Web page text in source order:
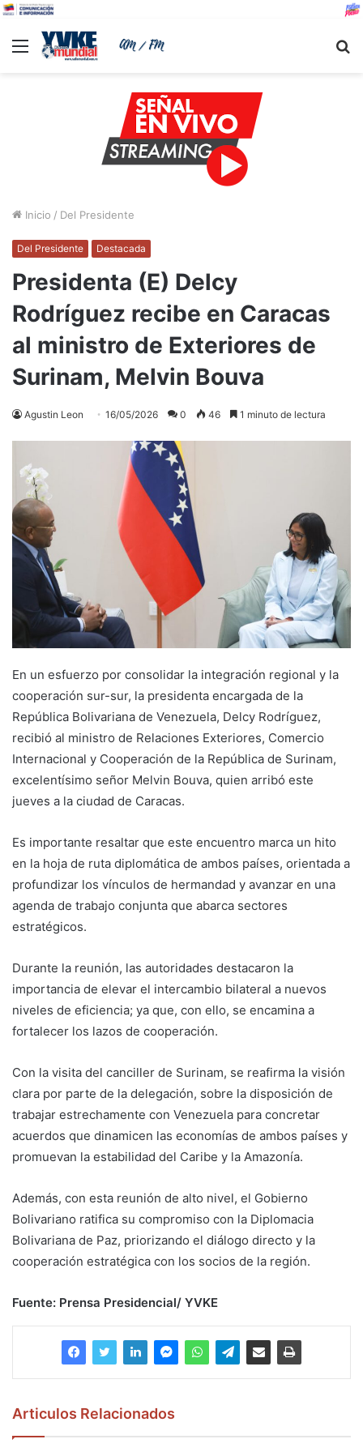
Menu
Inicio / Del Presidente
Del Presidente Destacada
Presidenta (E) Delcy
Rodríguez recibe en Caracas
al ministro de Exteriores de
Surinam, Melvin Bouva
Agustin Leon 16/05/2026 0 46 1 minuto de lectura
En un esfuerzo por consolidar la integración regional y la
cooperación sur-sur, la presidenta encargada de la
República Bolivariana de Venezuela, Delcy Rodríguez,
recibió al ministro de Relaciones Exteriores, Comercio
Internacional y Cooperación de la República de Surinam,
excelentísimo señor Melvin Bouva, quien arribó este
jueves a la ciudad de Caracas.
Es importante resaltar que este encuentro marca un hito
en la hoja de ruta diplomática de ambos países, orientada a
profundizar los vínculos de hermandad y avanzar en una
agenda de trabajo conjunta que abarca sectores
estratégicos.
Durante la reunión, las autoridades destacaron la
importancia de elevar el intercambio bilateral a nuevos
niveles de eficiencia; ya que, con ello, se encamina a
fortalecer los lazos de cooperación.
Con la visita del canciller de Surinam, se reafirma la visión
clara por parte de la delegación, sobre la disposición de
trabajar estrechamente con Venezuela para concretar
acuerdos que dinamicen las economías de ambos países y
promuevan la estabilidad del Caribe y la Amazonía.
Además, con esta reunión de alto nivel, el Gobierno
Bolivariano ratifica su compromiso con la Diplomacia
Bolivariana de Paz, priorizando el diálogo directo y la
cooperación estratégica con los socios de la región.
Fuente: Prensa Presidencial/ YVKE
Articulos Relacionados